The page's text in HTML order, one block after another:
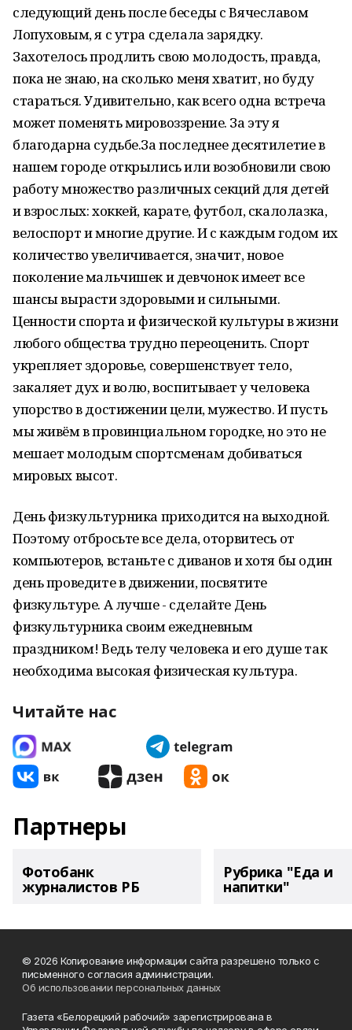
следующий день после беседы с Вячеславом
Лопуховым, я с утра сделала зарядку.
Захотелось продлить свою молодость, правда,
пока не знаю, на сколько меня хватит, но буду
стараться. Удивительно, как всего одна встреча
может поменять мировоззрение. За эту я
благодарна судьбе.За последнее десятилетие в
нашем городе открылись или возобновили свою
работу множество различных секций для детей
и взрослых: хоккей, карате, футбол, скалолазка,
велоспорт и многие другие. И с каждым годом их
количество увеличивается, значит, новое
поколение мальчишек и девчонок имеет все
шансы вырасти здоровыми и сильными.
Ценности спорта и физической культуры в жизни
любого общества трудно переоценить. Спорт
укрепляет здоровье, совершенствует тело,
закаляет дух и волю, воспитывает у человека
упорство в достижении цели, мужество. И пусть
мы живём в провинциальном городке, но это не
мешает молодым спортсменам добиваться
мировых высот.
День физкультурника приходится на выходной.
Поэтому отбросьте все дела, оторвитесь от
компьютеров, встаньте с диванов и хотя бы один
день проведите в движении, посвятите
физкультуре. А лучше - сделайте День
физкультурника своим ежедневным
праздником! Ведь телу человека и его душе так
необходима высокая физическая культура.
Читайте нас
Партнеры
Фотобанк
журналистов РБ
Рубрика "Еда и
напитки"
© 2026 Копирование информации сайта разрешено только с
письменного согласия администрации.
Об использовании персональных данных
Газета «Белорецкий рабочий» зарегистрирована в